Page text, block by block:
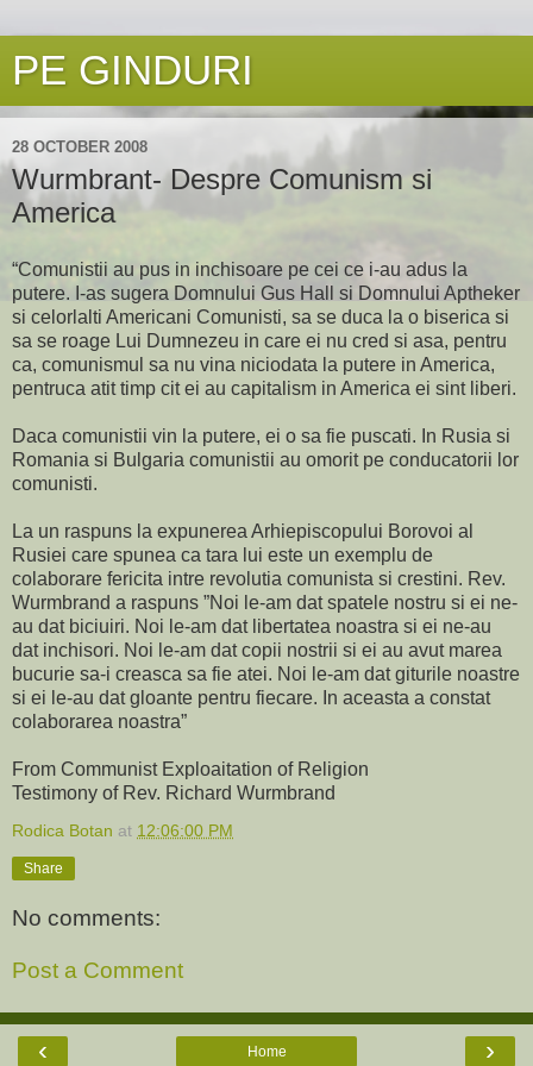
PE GINDURI
28 OCTOBER 2008
Wurmbrant- Despre Comunism si
America
“Comunistii au pus in inchisoare pe cei ce i-au adus la
putere. I-as sugera Domnului Gus Hall si Domnului Aptheker
si celorlalti Americani Comunisti, sa se duca la o biserica si
sa se roage Lui Dumnezeu in care ei nu cred si asa, pentru
ca, comunismul sa nu vina niciodata la putere in America,
pentruca atit timp cit ei au capitalism in America ei sint liberi.
Daca comunistii vin la putere, ei o sa fie puscati. In Rusia si
Romania si Bulgaria comunistii au omorit pe conducatorii lor
comunisti.
La un raspuns la expunerea Arhiepiscopului Borovoi al
Rusiei care spunea ca tara lui este un exemplu de
colaborare fericita intre revolutia comunista si crestini. Rev.
Wurmbrand a raspuns ”Noi le-am dat spatele nostru si ei ne-
au dat biciuiri. Noi le-am dat libertatea noastra si ei ne-au
dat inchisori. Noi le-am dat copii nostrii si ei au avut marea
bucurie sa-i creasca sa fie atei. Noi le-am dat giturile noastre
si ei le-au dat gloante pentru fiecare. In aceasta a constat
colaborarea noastra”
From Communist Exploaitation of Religion
Testimony of Rev. Richard Wurmbrand
Rodica Botan at 12:06:00 PM
Share
No comments:
Post a Comment
‹ ›
Home